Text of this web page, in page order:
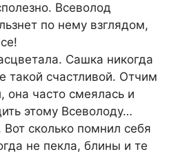
Всеволод
по нему взглядом,
Сашка никогда
такой счастливой. Отчим
она часто смеялась и
этому Всеволоду…
Вот сколько помнил себя
не пекла, блины и те